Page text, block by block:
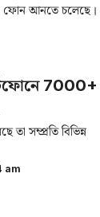
ফোন আনতে চলেছে।
7000+
সম্প্রতি বিভিন্ন
am